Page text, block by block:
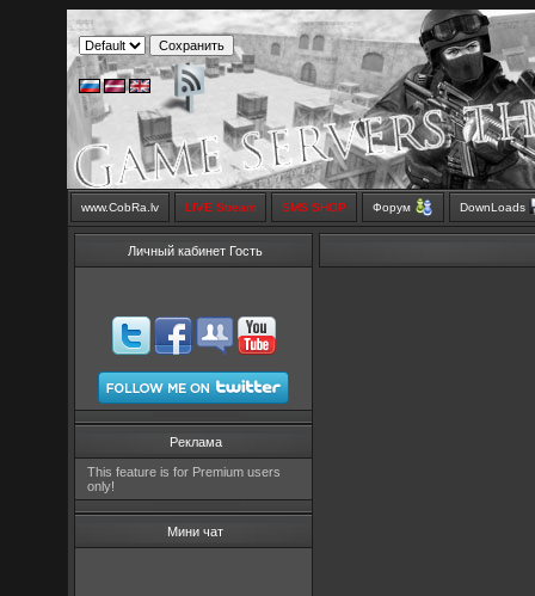
www.CobRa.lv LIVE Stream SMS SHOP Форум DownLoads
Личный кабинет Гость
Реклама
This feature is for Premium users
only!
Мини чат